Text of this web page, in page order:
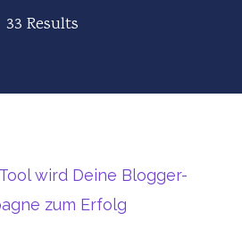
33 Results